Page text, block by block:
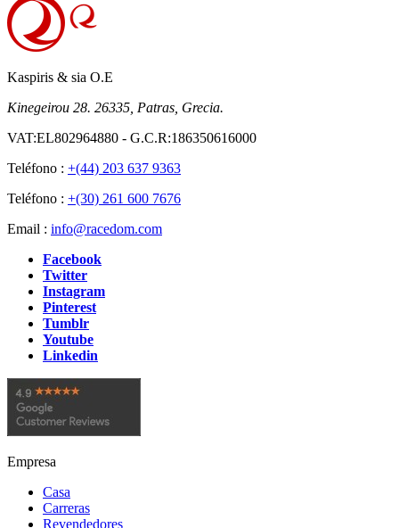
Kaspiris & sia O.E
Kinegeirou 28. 26335, Patras, Grecia.
VAT:EL802964880 - G.C.R:186350616000
Teléfono : +(44) 203 637 9363
Teléfono : +(30) 261 600 7676
Email : info@racedom.com
Facebook
Twitter
Instagram
Pinterest
Tumblr
Youtube
Linkedin
Empresa
Casa
Carreras
Revendedores